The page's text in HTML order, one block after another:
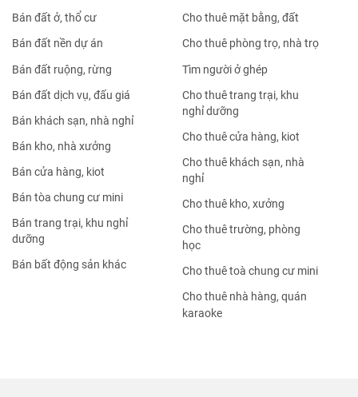
Bán đất ở, thổ cư
Bán đất nền dự án
Bán đất ruộng, rừng
Bán đất dịch vụ, đấu giá
Bán khách sạn, nhà nghỉ
Bán kho, nhà xưởng
Bán cửa hàng, kiot
Bán tòa chung cư mini
Bán trang trại, khu nghỉ
dưỡng
Bán bất động sản khác
Cho thuê mặt bằng, đất
Cho thuê phòng trọ, nhà trọ
Tìm người ở ghép
Cho thuê trang trại, khu
nghỉ dưỡng
Cho thuê cửa hàng, kiot
Cho thuê khách sạn, nhà
nghỉ
Cho thuê kho, xưởng
Cho thuê trường, phòng
học
Cho thuê toà chung cư mini
Cho thuê nhà hàng, quán
karaoke